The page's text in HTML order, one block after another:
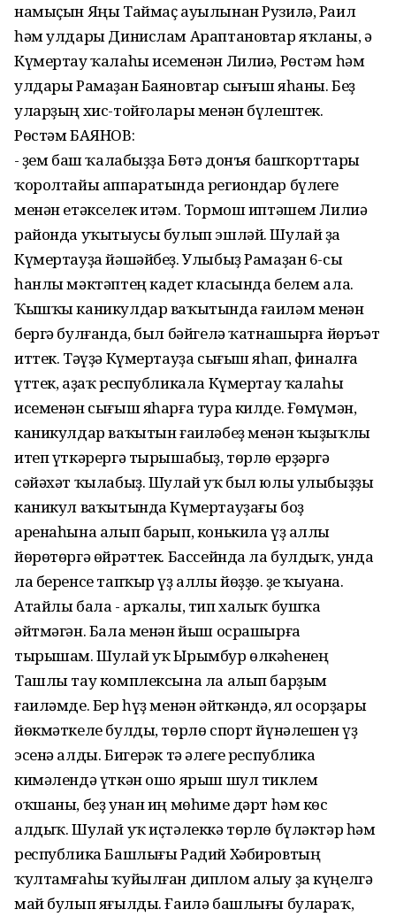
намыҫын Яңы Таймаҫ ауылынан Рузилә, Раил
һәм улдары Динислам Араптановтар яҡланы, ә
Күмертау ҡалаһы исеменән Лилиә, Рөстәм һәм
улдары Рамаҙан Баяновтар сығыш яһаны. Беҙ
уларҙың хис-тойғолары менән бүлештек.
Рөстәм БАЯНОВ:
- Үҙем баш ҡалабыҙҙа Бөтә донъя башҡорттары
ҡоролтайы аппаратында региондар бүлеге
менән етәкселек итәм. Тормош иптәшем Лилиә
районда уҡытыусы булып эшләй. Шулай ҙа
Күмертауҙа йәшәйбеҙ. Улыбыҙ Рамаҙан 6-сы
һанлы мәктәптең кадет класында белем ала.
Ҡышҡы каникулдар ваҡытында ғаиләм менән
бергә булғанда, был бәйгелә ҡатнашырға йөръәт
иттек. Тәүҙә Күмертауҙа сығыш яһап, финалға
үттек, аҙаҡ республикала Күмертау ҡалаһы
исеменән сығыш яһарға тура килде. Ғөмүмән,
каникулдар ваҡытын ғаиләбеҙ менән ҡыҙыҡлы
итеп үткәрергә тырышабыҙ, төрлө ерҙәргә
сәйәхәт ҡылабыҙ. Шулай уҡ был юлы улыбыҙҙы
каникул ваҡытында Күмертауҙағы боҙ
аренаһына алып барып, конькила үҙ аллы
йөрөтөргә өйрәттек. Бассейнда ла булдыҡ, унда
ла беренсе тапҡыр үҙ аллы йөҙҙө. Үҙе ҡыуана.
Атайлы бала - арҡалы, тип халыҡ бушҡа
әйтмәгән. Бала менән йыш осрашырға
тырышам. Шулай уҡ Ырымбур өлкәһенең
Ташлы тау комплексына ла алып барҙым
ғаиләмде. Бер һүҙ менән әйткәндә, ял осорҙары
йөкмәткеле булды, төрлө спорт йүнәлешен үҙ
эсенә алды. Бигерәк тә әлеге республика
кимәлендә үткән ошо ярыш шул тиклем
оҡшаны, беҙ унан иң мөһиме дәрт һәм көс
алдыҡ. Шулай уҡ иҫтәлеккә төрлө бүләктәр һәм
республика Башлығы Радий Хәбировтың
ҡултамғаһы ҡуйылған диплом алыу ҙа күңелгә
май булып яғылды. Ғаилә башлығы булараҡ,